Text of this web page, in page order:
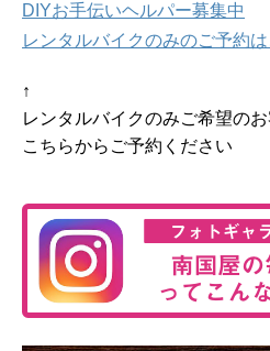
DIYお手伝いヘルパー募集中
レンタルバイクのみのご予約
↑
レンタルバイクのみご希望の
こちらからご予約ください